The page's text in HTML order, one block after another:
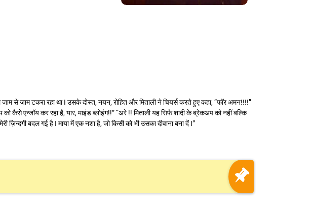
से जाम टकरा रहा था I उसके दोस्त, नयन, रोहित और मिताली ने चियर्स करते हुए कहा, “फॉर अमन!!!!”
एन्जॉय कर रहा है, यार, माइंड ब्लोइंग!!” “अरे !! मिताली यह सिर्फ शादी के ब्रेकअप को नहीं बल्कि
बदल गई है I माया में एक नशा है, जो किसी को भी उसका दीवाना बना दें I”